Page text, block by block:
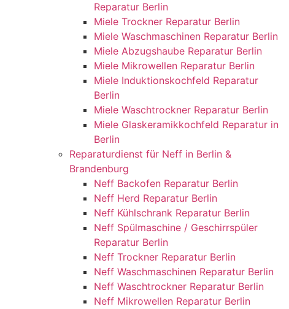
Reparatur Berlin
Miele Trockner Reparatur Berlin
Miele Waschmaschinen Reparatur Berlin
Miele Abzugshaube Reparatur Berlin
Miele Mikrowellen Reparatur Berlin
Miele Induktionskochfeld Reparatur
Berlin
Miele Waschtrockner Reparatur Berlin
Miele Glaskeramikkochfeld Reparatur in
Berlin
Reparaturdienst für Neff in Berlin &
Brandenburg
Neff Backofen Reparatur Berlin
Neff Herd Reparatur Berlin
Neff Kühlschrank Reparatur Berlin
Neff Spülmaschine / Geschirrspüler
Reparatur Berlin
Neff Trockner Reparatur Berlin
Neff Waschmaschinen Reparatur Berlin
Neff Waschtrockner Reparatur Berlin
Neff Mikrowellen Reparatur Berlin